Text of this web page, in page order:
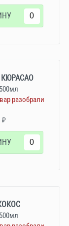
разобрали
₽